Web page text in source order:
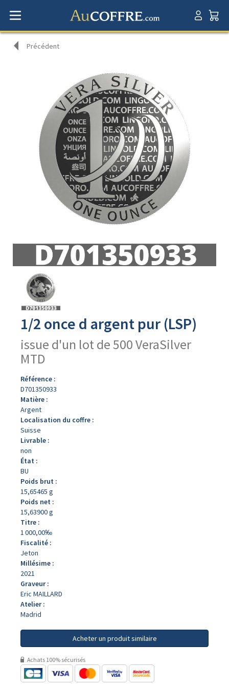
Précédent
produit
1/2 once d argent pur (LSP)
issue d'un lot de 500 VeraSilver
MTD
Référence :
D701350933
Matière :
Argent
Localisation du coffre :
Suisse
Livrable :
non
État :
BU
Poids brut :
15,65465 g
Poids net :
15,63900 g
Titre :
1 000,00‰
Fiscalité :
Jeton
Millésime :
2021
Graveur :
Eric MAILLARD
Atelier :
Madrid
Acheter un produit similaire
Achats 100% sécurisés